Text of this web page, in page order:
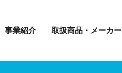
事業紹介 取扱商品・メーカー